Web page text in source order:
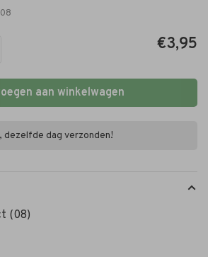
€3,95
aan winkelwagen
dezelfde dag verzonden!
(08)